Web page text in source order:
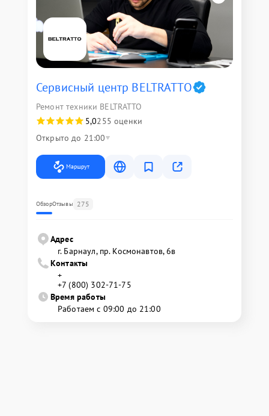
Сервисный центр BELTRATTO
Ремонт техники BELTRATTO
5,0255 оценки
Открыто до 21:00
Маршрут
ОбзорОтзывы 275
Адрес
г. Барнаул, ​пр. Космонавтов, 6в
Контакты
+
+7 (800) 302-71-75
Время работы
Работаем с 09:00 до 21:00